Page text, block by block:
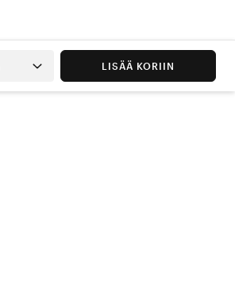
LISÄÄ KORIIN